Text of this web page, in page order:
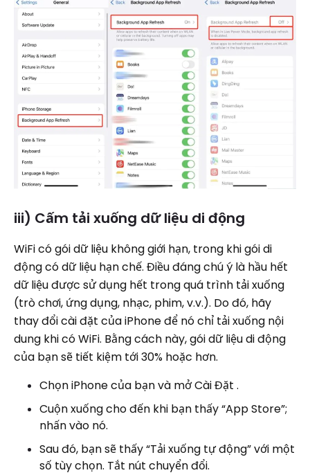
iii) Cấm tải xuống dữ liệu di động
WiFi có gói dữ liệu không giới hạn, trong khi gói di
động có dữ liệu hạn chế. Điều đáng chú ý là hầu hết
dữ liệu được sử dụng hết trong quá trình tải xuống
(trò chơi, ứng dụng, nhạc, phim, v.v.). Do đó, hãy
thay đổi cài đặt của iPhone để nó chỉ tải xuống nội
dung khi có WiFi. Bằng cách này, gói dữ liệu di động
của bạn sẽ tiết kiệm tới 30% hoặc hơn.
Chọn iPhone của bạn và mở Cài Đặt .
Cuộn xuống cho đến khi bạn thấy “App Store”;
nhấn vào nó.
Sau đó, bạn sẽ thấy “Tải xuống tự động” với một
số tùy chọn. Tắt nút chuyển đổi.